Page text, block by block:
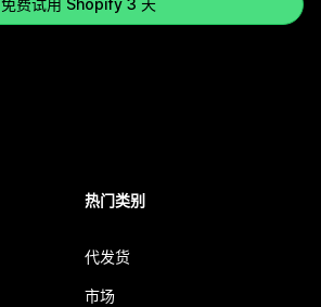
免费试用 Shopify 3 天
热门类别
代发货
市场